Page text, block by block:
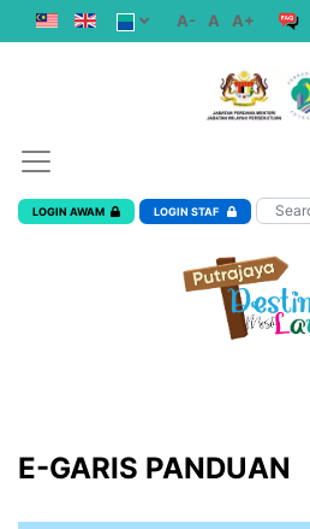
A- A A+
LOGIN AWAM LOGIN STAF
E-GARIS PANDUAN